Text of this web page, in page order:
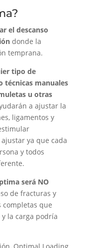
el descanso
donde la
temprana.
tipo de
técnicas manuales
u otras
a ajustar la
ligamentos y
ya que cada
y todos
será NO
de fracturas y
completas que
la carga podría